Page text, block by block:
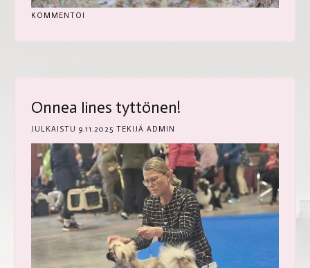
KOMMENTOI
Onnea Iines tyttönen!
JULKAISTU 9.11.2025 TEKIJÄ ADMIN